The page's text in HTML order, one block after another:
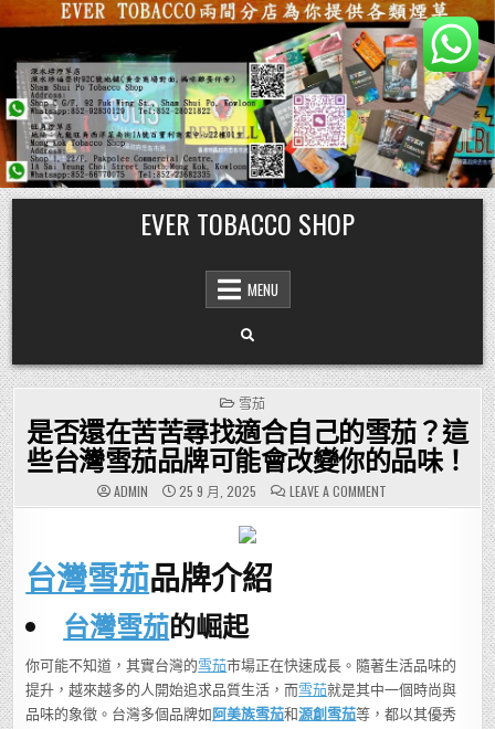
Skip
to
content
EVER TOBACCO SHOP
MENU
POSTED
IN
雪茄
是否還在苦苦尋找適合自己的雪茄？這
些台灣雪茄品牌可能會改變你的品味！
ADMIN 25 9 月, 2025 LEAVE A COMMENT
是
的
雪
茄？
些
台灣雪茄品牌介紹
台灣雪茄的崛起
你可能不知道，其實台灣的雪茄市場正在快速成長。隨著生活品味的
提升，越來越多的人開始追求品質生活，而雪茄就是其中一個時尚與
品味的象徵。台灣多個品牌如 阿美族雪茄和源創雪茄等，都以其優秀